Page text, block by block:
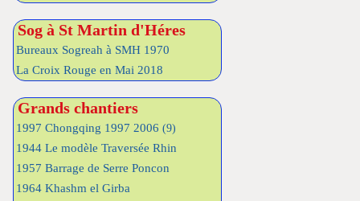
Sog à St Martin d'Héres
Bureaux Sogreah à SMH 1970
La Croix Rouge en Mai 2018
Grands chantiers
1997 Chongqing 1997 2006 (9)
1944 Le modèle Traversée Rhin
1957 Barrage de Serre Poncon
1964 Khashm el Girba